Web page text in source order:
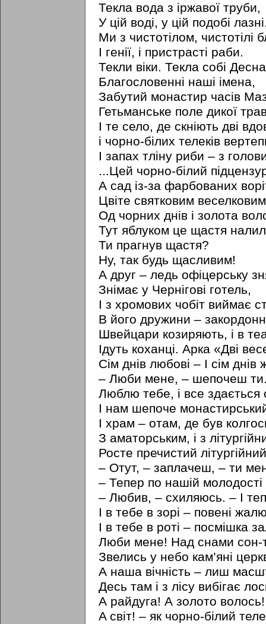
Текла вода з іржавої труби,
У цій воді, у цій подобі
Ми з чистотілом, чистотілі
I генії, і пристрасті раби.
Текли віки. Текла собі
Благословенні наші імена,
Забутий монастир часів
Гетьманське поле дикої
I те село, де скніють дві
і чорно-білих телеків
I запах тліну риби – з
...Цей чорно-білий
А сад із-за фарбованих
Цвіте святковим
Од чорних днів i золота
Тут яблуком це щастя
Ти прагнув щастя?
Ну, так будь щасливим!
А друг – ледь офіцерську
Знімає у Чернігові готель,
I з хромових чобіт виймає
В його дружини –
Швейцари козиряють, i в
Ідуть коханці. Арка «Дві
Сім днів любові – I сім днів
– Люби мене, – шепочеш
Люблю тебе, i все здається
I нам шепоче
I храм – отам, де був
З аматорським, і з
Росте пречистий
– Отут, – заплачеш, – ти
– Тепер по нашій
– Любив, – схиляюсь. – I
I в тебе в зорі – повені
I в тебе в роті – посмішка
Люби мене! Над снами сон-
Звелись у небо кам’яні
А наша вічність – лиш
Десь там і з лісу вибігає
А райдуга! А золото волось!
A світ! – як чорно-білий